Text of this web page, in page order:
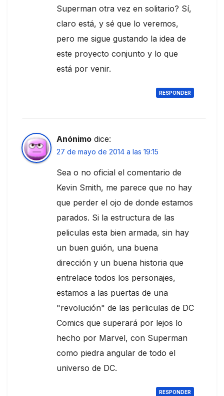
Superman otra vez en solitario? Sí,
claro está, y sé que lo veremos,
pero me sigue gustando la idea de
este proyecto conjunto y lo que
está por venir.
RESPONDER
Anónimo dice:
27 de mayo de 2014 a las 19:15
Sea o no oficial el comentario de
Kevin Smith, me parece que no hay
que perder el ojo de donde estamos
parados. Si la estructura de las
peliculas esta bien armada, sin hay
un buen guión, una buena
dirección y un buena historia que
entrelace todos los personajes,
estamos a las puertas de una
"revolución" de las perliculas de DC
Comics que superará por lejos lo
hecho por Marvel, con Superman
como piedra angular de todo el
universo de DC.
RESPONDER